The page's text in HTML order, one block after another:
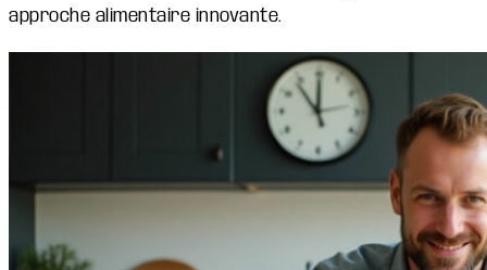
approche alimentaire innovante.